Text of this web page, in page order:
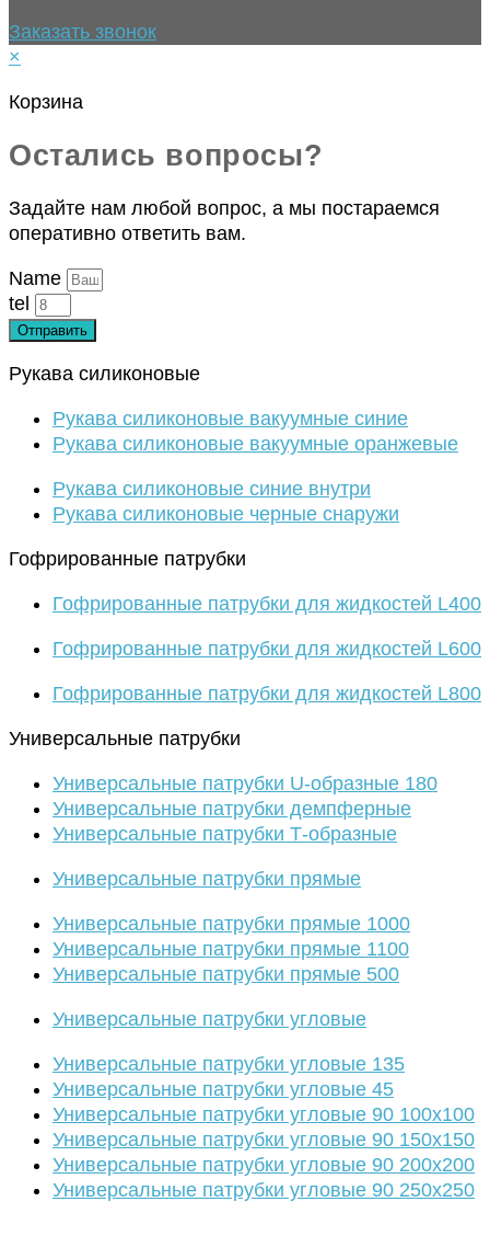
Заказать звонок
×
Корзина
Остались вопросы?
Задайте нам любой вопрос, а мы постараемся
оперативно ответить вам.
Name
tel
Отправить
Рукава силиконовые
Рукава силиконовые вакуумные синие
Рукава силиконовые вакуумные оранжевые
Рукава силиконовые синие внутри
Рукава силиконовые черные снаружи
Гофрированные патрубки
Гофрированные патрубки для жидкостей L400
Гофрированные патрубки для жидкостей L600
Гофрированные патрубки для жидкостей L800
Универсальные патрубки
Универсальные патрубки U-образные 180
Универсальные патрубки демпферные
Универсальные патрубки Т-образные
Универсальные патрубки прямые
Универсальные патрубки прямые 1000
Универсальные патрубки прямые 1100
Универсальные патрубки прямые 500
Универсальные патрубки угловые
Универсальные патрубки угловые 135
Универсальные патрубки угловые 45
Универсальные патрубки угловые 90 100х100
Универсальные патрубки угловые 90 150х150
Универсальные патрубки угловые 90 200х200
Универсальные патрубки угловые 90 250х250